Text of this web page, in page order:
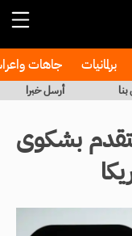
برلمانيات جاهات
أرسل خبرا
تتتقدم بشكوى